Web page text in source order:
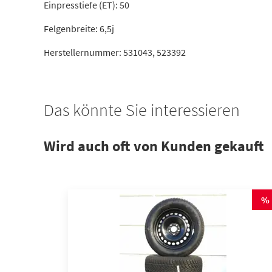
Einpresstiefe (ET): 50
Felgenbreite: 6,5j
Herstellernummer: 531043, 523392
Das könnte Sie interessieren
Wird auch oft von Kunden gekauft
%